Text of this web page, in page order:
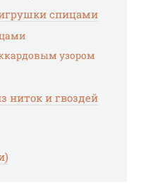
спицами
узором
ниток и гвоздей